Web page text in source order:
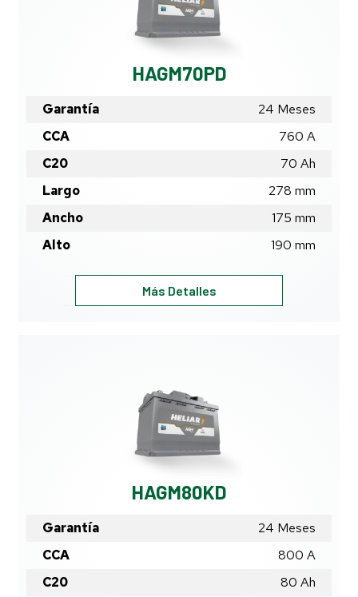
HAGM70PD
Garantía
24 Meses
CCA
760 A
C20
70 Ah
Largo
278 mm
Ancho
175 mm
Alto
190 mm
Más DetallesHAGM70PD
HAGM80KD
Garantía
24 Meses
CCA
800 A
C20
80 Ah